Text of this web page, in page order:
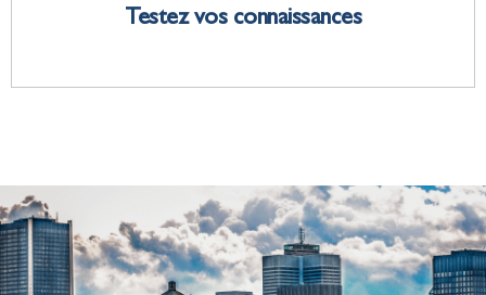
Testez vos connaissances